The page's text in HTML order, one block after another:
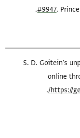
#9947 .
S. D. Goitein's
online
https://
.